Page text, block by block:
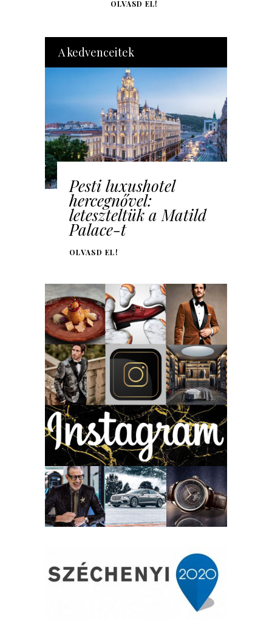
OLVASD EL!
A kedvenceitek
Pesti luxushotel
hercegnővel:
leteszteltük a Matild
Palace-t
OLVASD EL!